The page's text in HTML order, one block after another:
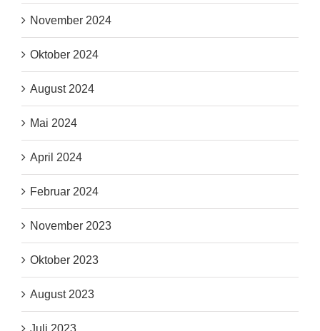
November 2024
Oktober 2024
August 2024
Mai 2024
April 2024
Februar 2024
November 2023
Oktober 2023
August 2023